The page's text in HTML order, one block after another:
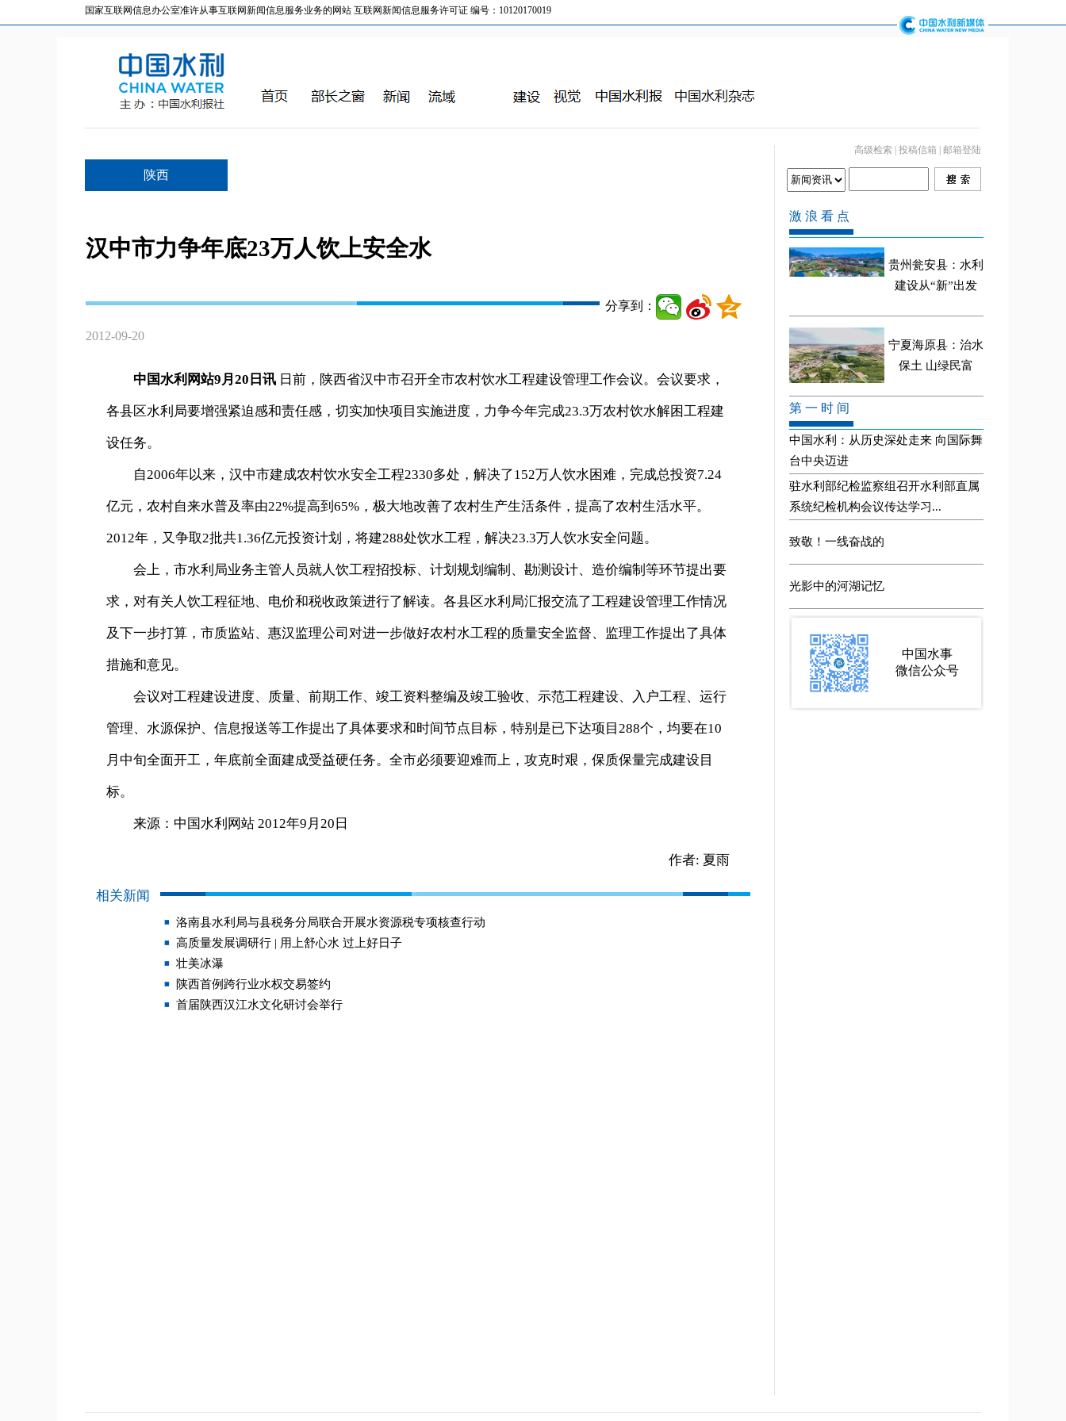
国家互联网信息办公室准许从事互联网新闻信息服务业务的网站 互联网新闻信息服务许可证 编号：10120170019
陕西
高级检索 投稿信箱 邮箱登陆
汉中市力争年底23万人饮上安全水
分享到：
2012-09-20
中国水利网站9月20日讯 日前，陕西省汉中市召开全市农村饮水工程建设管理工作会议。会议要求，
各县区水利局要增强紧迫感和责任感，切实加快项目实施进度，力争今年完成23.3万农村饮水解困工程建
设任务。
自2006年以来，汉中市建成农村饮水安全工程2330多处，解决了152万人饮水困难，完成总投资7.24
亿元，农村自来水普及率由22%提高到65%，极大地改善了农村生产生活条件，提高了农村生活水平。
2012年，又争取2批共1.36亿元投资计划，将建288处饮水工程，解决23.3万人饮水安全问题。
会上，市水利局业务主管人员就人饮工程招投标、计划规划编制、勘测设计、造价编制等环节提出要
求，对有关人饮工程征地、电价和税收政策进行了解读。各县区水利局汇报交流了工程建设管理工作情况
及下一步打算，市质监站、惠汉监理公司对进一步做好农村水工程的质量安全监督、监理工作提出了具体
措施和意见。
会议对工程建设进度、质量、前期工作、竣工资料整编及竣工验收、示范工程建设、入户工程、运行
管理、水源保护、信息报送等工作提出了具体要求和时间节点目标，特别是已下达项目288个，均要在10
月中旬全面开工，年底前全面建成受益硬任务。全市必须要迎难而上，攻克时艰，保质保量完成建设目
标。
来源：中国水利网站 2012年9月20日
作者: 夏雨
相关新闻
洛南县水利局与县税务分局联合开展水资源税专项核查行动
高质量发展调研行 | 用上舒心水 过上好日子
壮美冰瀑
陕西首例跨行业水权交易签约
首届陕西汉江水文化研讨会举行